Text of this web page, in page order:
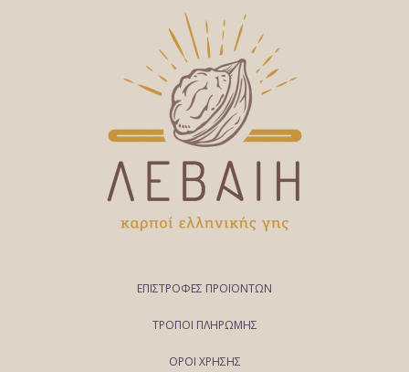
ΕΠΙΣΤΡΟΦΕΣ ΠΡΟΪΟΝΤΩΝ
ΤΡΟΠΟΙ ΠΛΗΡΩΜΗΣ
ΟΡΟΙ ΧΡΗΣΗΣ